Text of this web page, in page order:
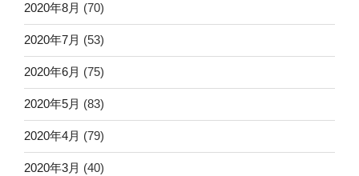
2020年8月 (70)
2020年7月 (53)
2020年6月 (75)
2020年5月 (83)
2020年4月 (79)
2020年3月 (40)